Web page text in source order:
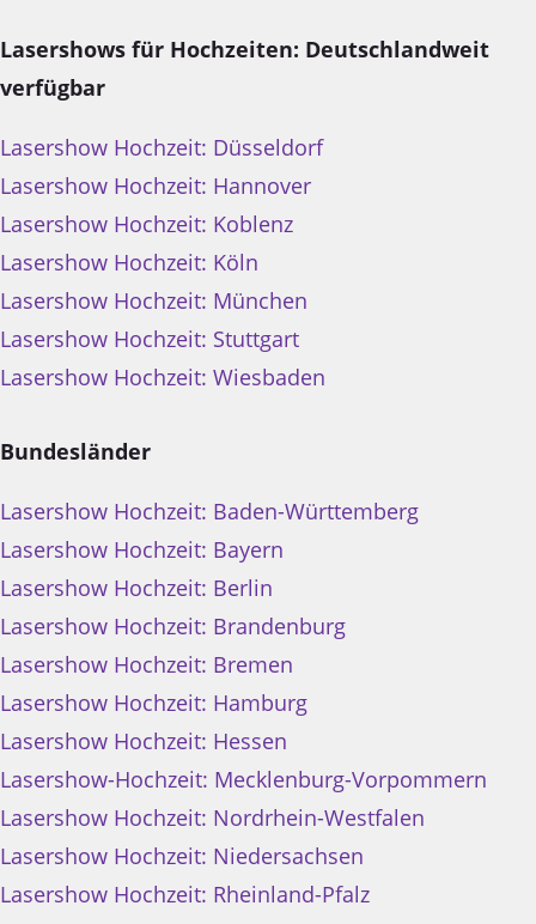
Lasershows für Hochzeiten: Deutschlandweit
verfügbar
Lasershow Hochzeit: Düsseldorf
Lasershow Hochzeit: Hannover
Lasershow Hochzeit: Koblenz
Lasershow Hochzeit: Köln
Lasershow Hochzeit: München
Lasershow Hochzeit: Stuttgart
Lasershow Hochzeit: Wiesbaden
Bundesländer
Lasershow Hochzeit: Baden-Württemberg
Lasershow Hochzeit: Bayern
Lasershow Hochzeit: Berlin
Lasershow Hochzeit: Brandenburg
Lasershow Hochzeit: Bremen
Lasershow Hochzeit: Hamburg
Lasershow Hochzeit: Hessen
Lasershow-Hochzeit: Mecklenburg-Vorpommern
Lasershow Hochzeit: Nordrhein-Westfalen
Lasershow Hochzeit: Niedersachsen
Lasershow Hochzeit: Rheinland-Pfalz